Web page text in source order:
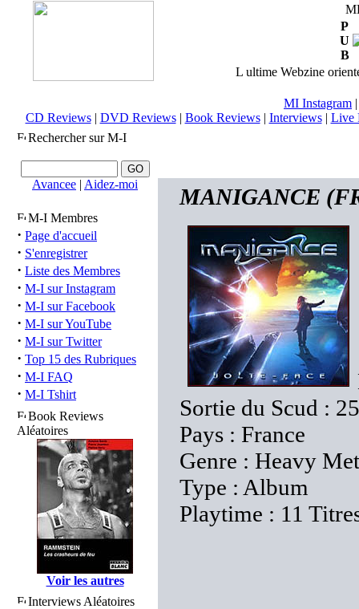
P
U
B
L ultime Webzine
MI Instagram
CD Reviews| DVD Reviews| Book Reviews| Interviews| Live
Rechercher sur M-I
Avancee | Aidez-moi
M-I Membres
· Page d'accueil
· S'enregistrer
· Liste des Membres
· M-I sur Instagram
· M-I sur Facebook
· M-I sur YouTube
· M-I sur Twitter
· Top 15 des Rubriques
· M-I FAQ
· M-I Tshirt
Book Reviews
Aléatoires
Voir les autres
Interviews Aléatoires
MANIGANCE
Sortie du Scud :
Pays : France
Genre : Heavy
Type : Album
Playtime : 11